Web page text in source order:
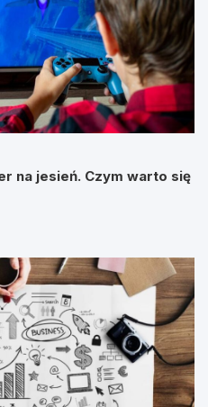
na jesień. Czym warto się